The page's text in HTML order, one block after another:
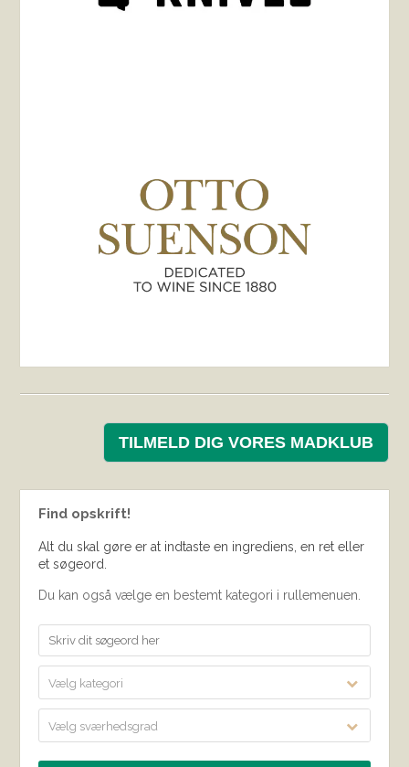
TILMELD DIG VORES MADKLUB
Find opskrift!
Alt du skal gøre er at indtaste en ingrediens, en ret eller
et søgeord.
Du kan også vælge en bestemt kategori i rullemenuen.
Vælg kategori
Vælg sværhedsgrad